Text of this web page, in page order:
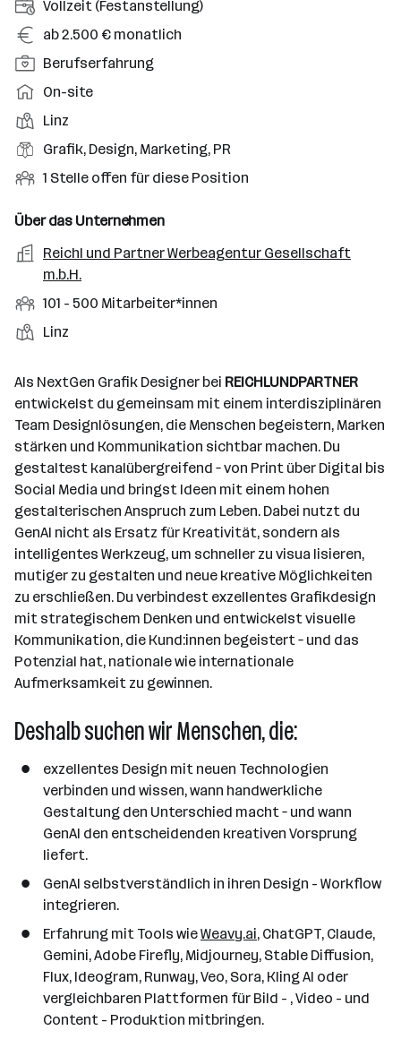
A
n
t
e
l
u
n
s
r
Vollzeit (Festanstellung)
G
e
h
a
l
t
ab 2.500 € monatlich
P
o
i
t
i
n
e
e
e
Berufserfahrung
A
r
b
e
i
s
m
o
e
l
On-site
D
i
n
t
o
Linz
B
e
u
s
e
d
r
Grafik, Design, Marketing, PR
O
f
n
S
t
l
e
n
1 Stelle offen für diese Position
Über das Unternehmen
A
b
i
g
e
b
e
r
Reichl und Partner Werbeagentur Gesellschaft
m.b.H.
M
i
t
r
b
e
i
t
e
r
*
i
n
n
e
n
a
n
a
101 - 500 Mitarbeiter*innen
S
a
n
d
o
r
t
e
Linz
Als NextGen Grafik Designer bei REICHLUNDPARTNER
entwickelst du gemeinsam mit einem interdisziplinären
Team Designlösungen, die Menschen begeistern, Marken
stärken und Kommunikation sichtbar machen. Du
gestaltest kanalübergreifend – von Print über Digital bis
Social Media und bringst Ideen mit einem hohen
gestalterischen Anspruch zum Leben. Dabei nutzt du
GenAI nicht als Ersatz für Kreativität, sondern als
intelligentes Werkzeug, um schneller zu visua lisieren,
mutiger zu gestalten und neue kreative Möglichkeiten
zu erschließen. Du verbindest exzellentes Grafikdesign
mit strategischem Denken und entwickelst visuelle
Kommunikation, die Kund:innen begeistert – und das
Potenzial hat, nationale wie internationale
Aufmerksamkeit zu gewinnen.
Deshalb suchen wir Menschen, die:
exzellentes Design mit neuen Technologien
verbinden und wissen, wann handwerkliche
Gestaltung den Unterschied macht – und wann
GenAI den entscheidenden kreativen Vorsprung
liefert.
GenAI selbstverständlich in ihren Design - Workflow
integrieren.
Erfahrung mit Tools wieWeavy.ai, ChatGPT, Claude,
Gemini, Adobe Firefly, Midjourney, Stable Diffusion,
Flux, Ideogram, Runway, Veo, Sora, Kling AI oder
vergleichbaren Plattformen für Bild - , Video - und
Content - Produktion mitbringen.